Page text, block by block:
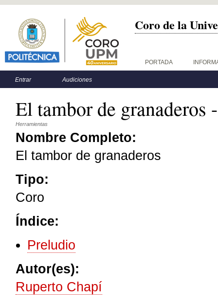
Coro de la
Menú principal PORTADA
Menú secundario
Entrar Audiciones
El tambor de granaderos
Herramientas
Nombre Completo:
El tambor de granaderos
Tipo:
Coro
Índice:
Preludio
Autor(es):
Ruperto Chapí